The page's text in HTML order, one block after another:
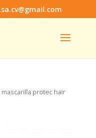
protec hair